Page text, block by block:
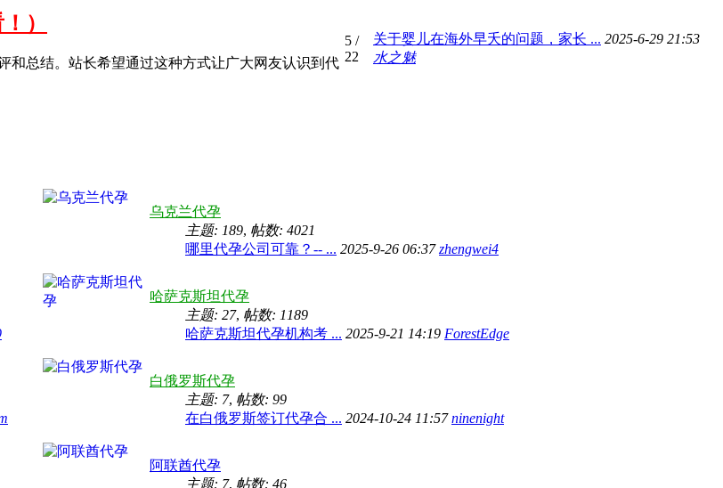
）
和总结。站长希望通过这种方式让广大网友认识到代
5 /
22
关于婴儿在海外早夭的问题，家长 ... 2025-6-29 21:53
水之魅
乌克兰代孕
主题: 189, 帖数: 4021
哪里代孕公司可靠？-- ... 2025-9-26 06:37zhengwei4
哈萨克斯坦代孕
主题: 27, 帖数: 1189
哈萨克斯坦代孕机构考 ... 2025-9-21 14:19 ForestEdge
白俄罗斯代孕
主题: 7, 帖数: 99
在白俄罗斯签订代孕合 ... 2024-10-24 11:57ninenight
阿联酋代孕
主题: 7, 帖数: 46